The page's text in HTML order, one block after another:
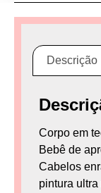
Descrição
Corpo em
Bebê de
Cabelos
pintura ultra